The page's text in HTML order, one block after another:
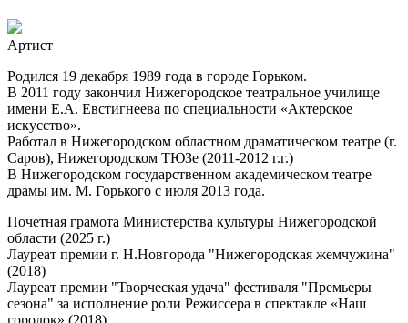
Артист
Родился 19 декабря 1989 года в городе Горьком.
В 2011 году закончил Нижегородское театральное училище
имени Е.А. Евстигнеева по специальности «Актерское
искусство».
Работал в Нижегородском областном драматическом театре (г.
Саров), Нижегородском ТЮЗе (2011-2012 г.г.)
В Нижегородском государственном академическом театре
драмы им. М. Горького с июля 2013 года.
Почетная грамота Министерства культуры Нижегородской
области (2025 г.)
Лауреат премии г. Н.Новгорода "Нижегородская жемчужина"
(2018)
Лауреат премии "Творческая удача" фестиваля "Премьеры
сезона" за исполнение роли Режиссера в спектакле «Наш
городок» (2018)